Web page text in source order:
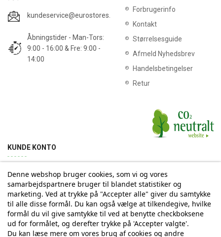
kundeservice@eurostores.dk
Åbningstider - Man-Tors:
9:00 - 16:00 & Fre: 9:00 -
14:00
Forbrugerinfo
Kontakt
Størrelsesguide
Afmeld Nyhedsbrev
Handelsbetingelser
Retur
KUNDE KONTO
Min konto Ordrehistorik Returnering Adresse
Tilmelding til Nyhedsbrev
Vi deler aldrig din email-adresse med tredjepart
Denne webshop bruger cookies, som vi og vores
samarbejdspartnere bruger til blandet statistiker og
marketing. Ved at trykke på "Accepter alle" giver du samtykke
til alle disse formål. Du kan også vælge at tilkendegive, hvilke
formål du vil give samtykke til ved at benytte checkboksene
ud for formålet, og derefter trykke på 'Accepter valgte'.
Du kan læse mere om vores brug af cookies og andre